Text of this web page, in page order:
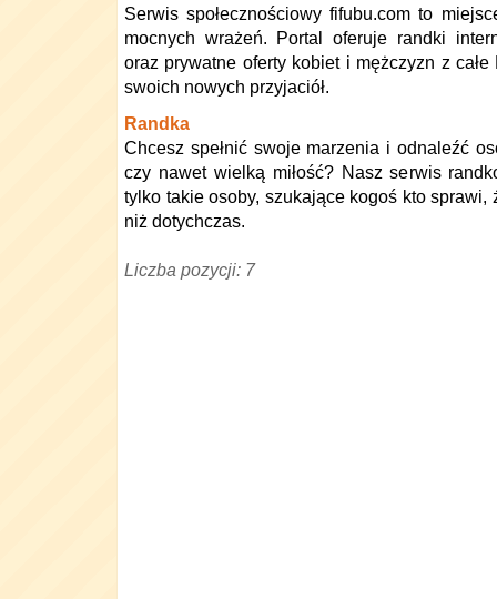
Serwis społecznościowy fifubu.com to
mocnych wrażeń. Portal oferuje randki
oraz prywatne oferty kobiet i mężczyzn z
swoich nowych przyjaciół.
Randka
Chcesz spełnić swoje marzenia i odnaleźć
czy nawet wielką miłość? Nasz serwis
tylko takie osoby, szukające kogoś kto
niż dotychczas.
Liczba pozycji: 7